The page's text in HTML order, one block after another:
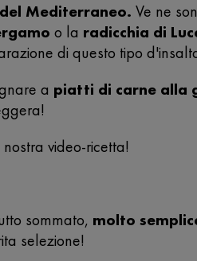
Mediterraneo. Ve ne
o la radicchia di
di questo tipo
a piatti di carne alla
video-ricetta!
sommato, molto
selezione!